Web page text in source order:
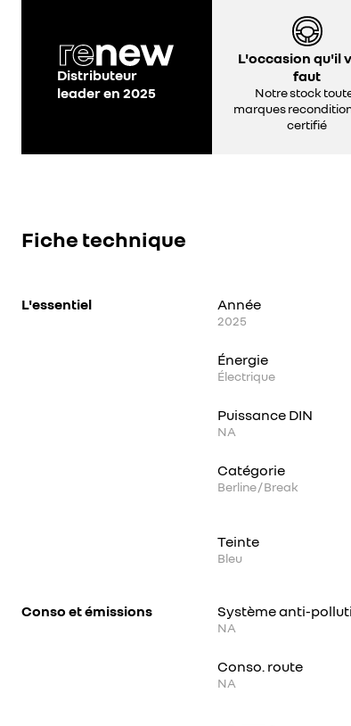
Distributeur
leader en 2025
L'occasion qu'il
faut
Notre stock
marques
certifié
Fiche technique
L'essentiel Année
2025
Énergie
Électrique
Puissance DIN
NA
Catégorie
Berline / Break
Teinte
Bleu
Conso et émissions Système anti-
NA
Conso. route
NA